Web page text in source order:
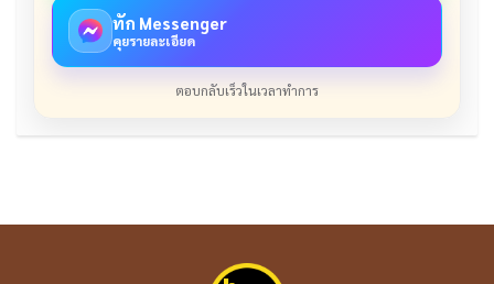
ทัก Messenger
คุยรายละเอียด
ตอบกลับเร็วในเวลาทำการ